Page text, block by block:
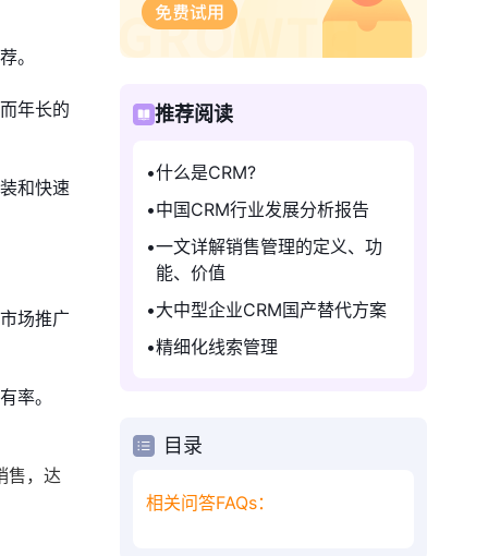
。
年长的
和快速
场推广
率。
售，达
推荐阅读
什么是CRM?
中国CRM行业发展分析报告
一文详解销售管理的定义、功
能、价值
大中型企业CRM国产替代方案
精细化线索管理
目录
相关问答FAQs：